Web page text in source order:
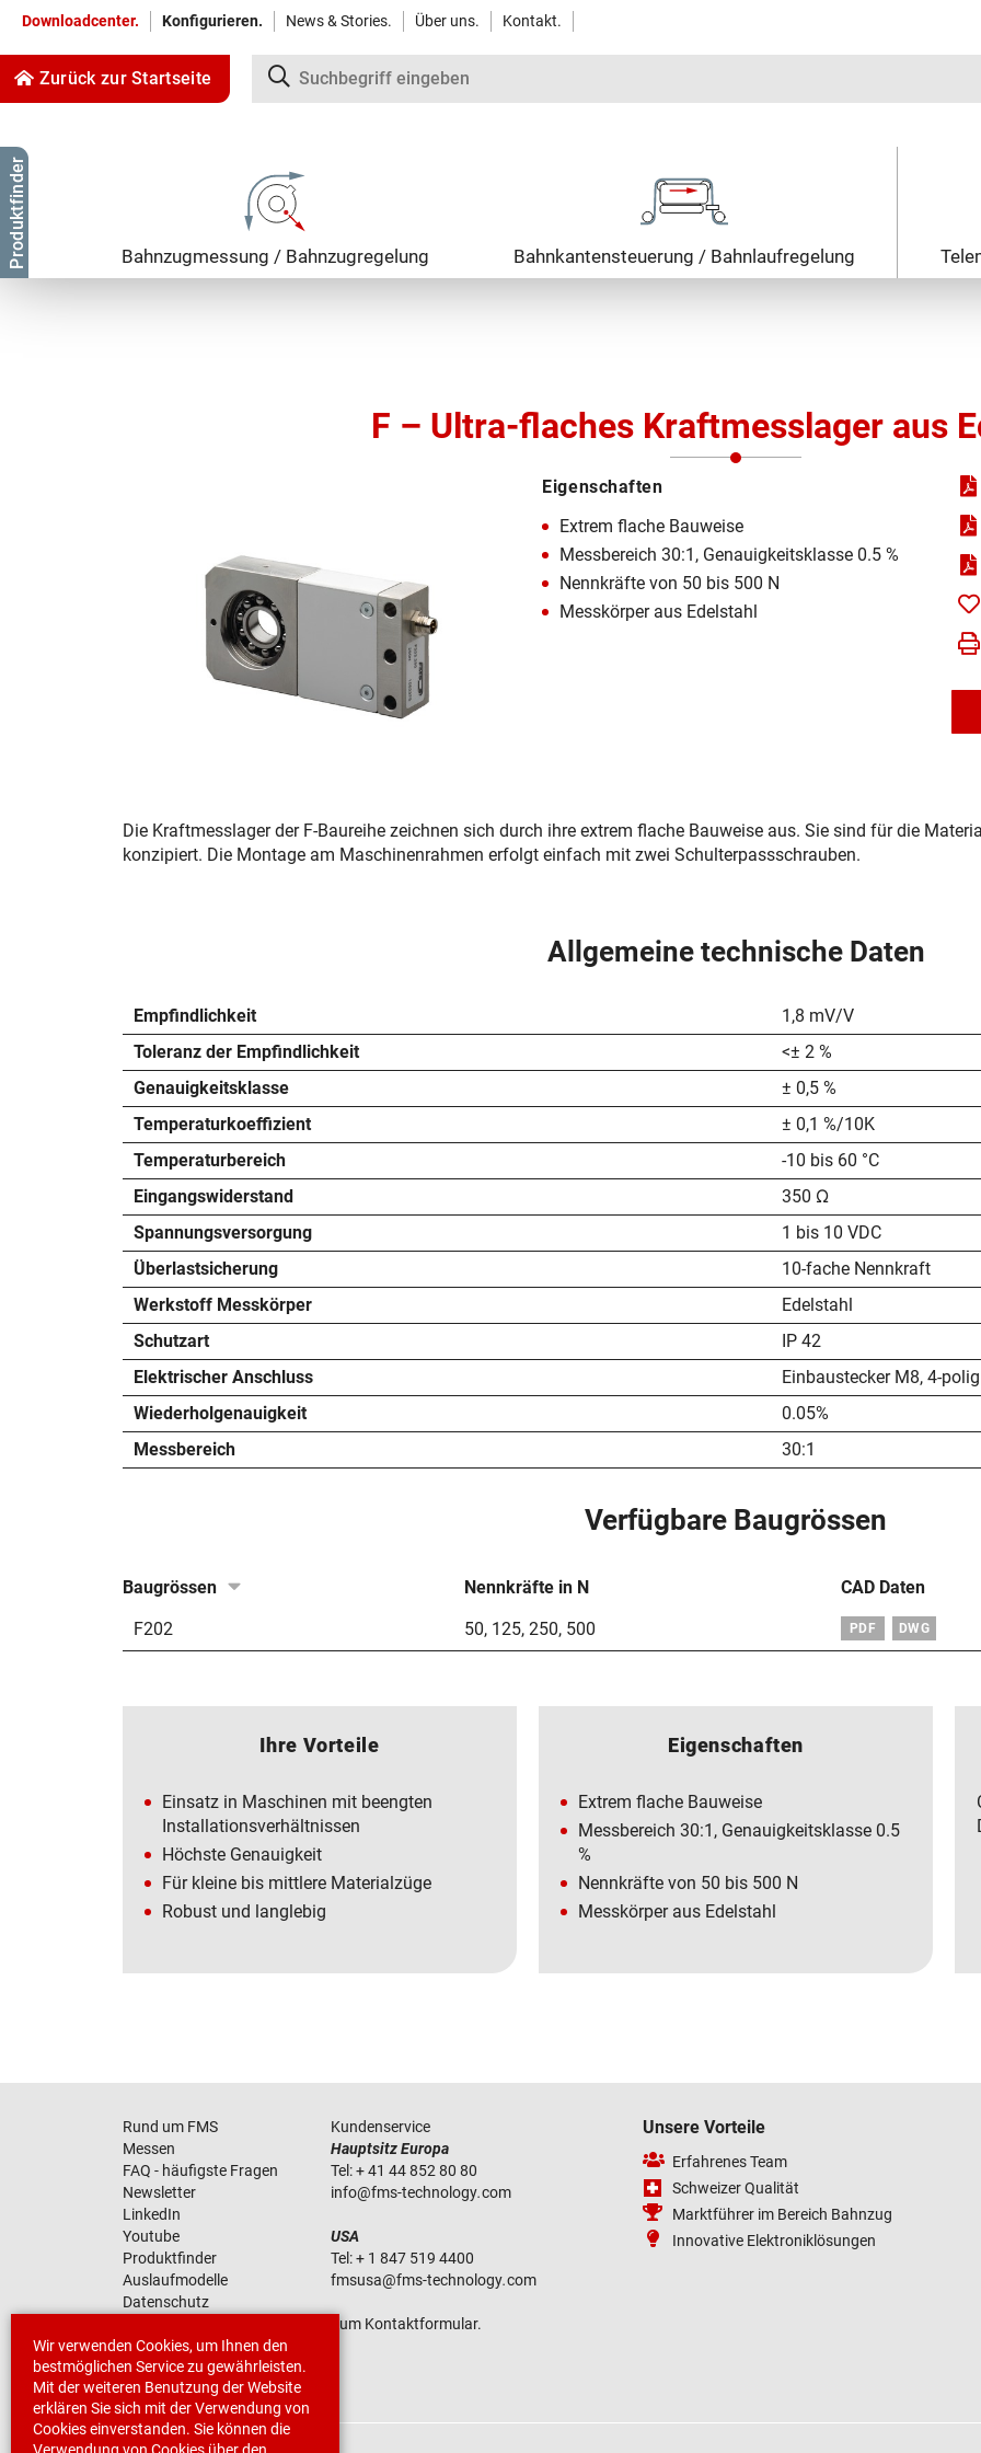
Zum Inhalt springen
Zur Navigation springen
Downloadcenter. Konfigurieren. News & Stories. Über uns. Kontakt.
Zurück zur Startseite
Produktfinder Bahnzug­messung / Bahnzug­regelung Bahnkanten­steuerung / Bahnlauf­regelung
F – Ultra-flaches Kraftmesslager aus
Eigenschaften
Extrem flache Bauweise
Messbereich 30:1, Genauigkeitsklasse 0.5 %
Nennkräfte von 50 bis 500 N
Messkörper aus Edelstahl
Die Kraftmesslager der F-Baureihe zeichnen sich durch ihre extrem flache Bauweise aus. Sie sind für die
konzipiert. Die Montage am Maschinenrahmen erfolgt einfach mit zwei Schulterpassschrauben.
Allgemeine technische Daten
Empfindlichkeit
1,8 mV/V
Toleranz der Empfindlichkeit
<± 2 %
Genauigkeitsklasse
± 0,5 %
Temperaturkoeffizient
± 0,1 %/10K
Temperaturbereich
-10 bis 60 °C
Eingangswiderstand
350 Ω
Spannungsversorgung
1 bis 10 VDC
Überlastsicherung
10-fache Nennkraft
Werkstoff Messkörper
Edelstahl
Schutzart
IP 42
Elektrischer Anschluss
Einbaustecker M8, 4-polig
Wiederholgenauigkeit
0.05%
Messbereich
30:1
Verfügbare Baugrössen
Baugrössen Nennkräfte in N
CAD Daten
F202
50, 125, 250, 500 PDF DWG
Ihre Vorteile
Einsatz in Maschinen mit beengten
Installationsverhältnissen
Höchste Genauigkeit
Für kleine bis mittlere Materialzüge
Robust und langlebig
Eigenschaften
Extrem flache Bauweise
Messbereich 30:1, Genauigkeitsklasse 0.5
%
Nennkräfte von 50 bis 500 N
Messkörper aus Edelstahl
Rund um FMS
Messen
FAQ - häufigste Fragen
Newsletter
LinkedIn
Youtube
Produktfinder
Auslaufmodelle
Datenschutz
Impressum
Kundenservice
Hauptsitz Europa
Tel:+ 41 44 852 80 80
info@fms-technology.com
USA
Tel:+ 1 847 519 4400
fmsusa@fms-technology.com
Zum Kontaktformular.
Unsere Vorteile
Erfahrenes Team
Schweizer Qualität
Marktführer im Bereich Bahnzug
Innovative Elektroniklösungen
Wir verwenden Cookies, um Ihnen den
bestmöglichen Service zu gewährleisten.
Mit der weiteren Benutzung der Website
erklären Sie sich mit der Verwendung von
Cookies einverstanden. Sie können die